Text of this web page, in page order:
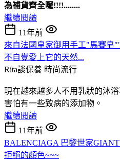
為補貨齊全囉!!!!........
繼續閱讀
11年前
來自法國皇家御用手工"馬賽皂
不自覺愛上它的天然...
Rita談保養 時尚流行
現在越來越多人不用乳狀的沐
害怕有一些致病的添加物。
繼續閱讀
11年前
BALENCIAGA 巴黎世家
拒絕的顏色~~~